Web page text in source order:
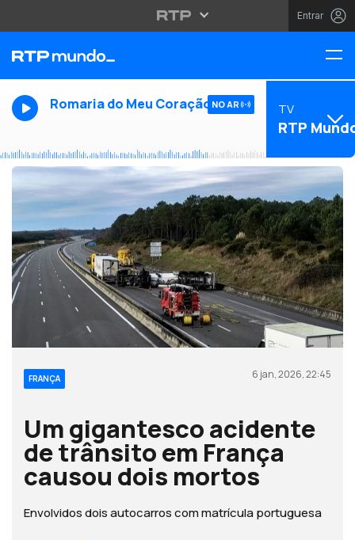
Entrar
Romaria do Meu Coração NO AR TV
RTP
FRANÇA 6 jan, 2026, 22:45
Um gigantesco acidente
de trânsito em França
causou dois mortos
Envolvidos dois autocarros com matrícula portuguesa